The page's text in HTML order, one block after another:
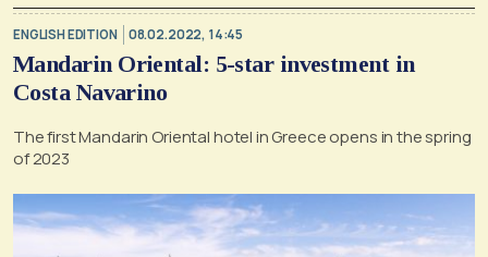
ENGLISH EDITION 08.02.2022, 14:45
Mandarin Oriental: 5-star investment in
Costa Navarino
The first Mandarin Oriental hotel in Greece opens in the spring
of 2023